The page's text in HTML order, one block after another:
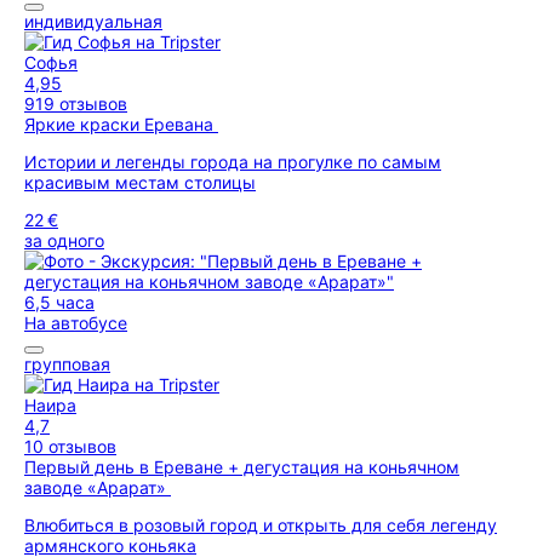
индивидуальная
Софья
4,95
919 отзывов
Яркие краски Еревана
Истории и легенды города на прогулке по самым
красивым местам столицы
22 €
за одного
6,5 часа
На автобусе
групповая
Наира
4,7
10 отзывов
Первый день в Ереване + дегустация на коньячном
заводе «Арарат»
Влюбиться в розовый город и открыть для себя легенду
армянского коньяка